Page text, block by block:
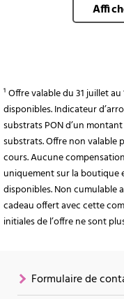
¹ Offre valable du 31 juillet
disponibles. Indicateur
substrats PON d’un
substrats. Offre non valable
cours. Aucune
uniquement sur la boutique
disponibles. Non cumulable
cadeau offert avec cette
initiales de l’offre ne sont
Formulaire de